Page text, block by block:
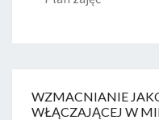
WZMACNIANIE
WŁĄCZAJĄCEJ W